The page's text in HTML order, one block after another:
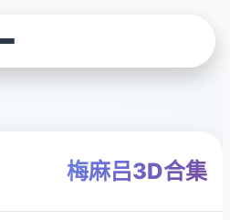
梅麻吕3D合集